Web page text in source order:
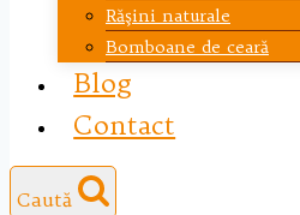
Răşini naturale
Bomboane de ceară
Blog
Contact
Caută